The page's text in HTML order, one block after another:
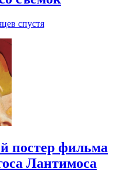
спустя
постер фильма
Лантимоса